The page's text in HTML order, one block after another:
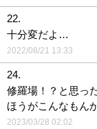
22.
十分変だよ…
2022/08/21 13:33
24.
修羅場！？と思っ
ほうがこんなもん
2023/03/28 02:02